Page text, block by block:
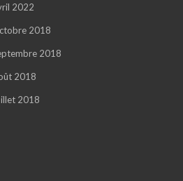
2022
2018
2018
2018
2018